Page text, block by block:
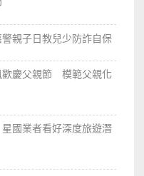
親子日教兒少防詐自保
慶父親節 模範父親化
國業者看好深度旅遊潛